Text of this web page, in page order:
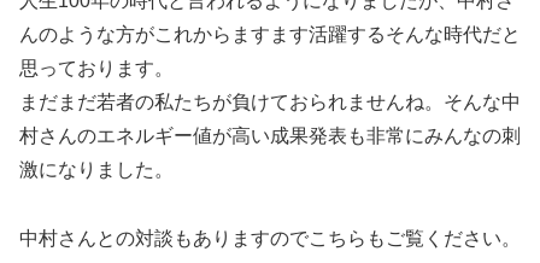
んのような方がこれからますます活躍するそんな時代だと
思っております。
まだまだ若者の私たちが負けておられませんね。そんな中
村さんのエネルギー値が高い成果発表も非常にみんなの刺
激になりました。
中村さんとの対談もありますのでこちらもご覧ください。